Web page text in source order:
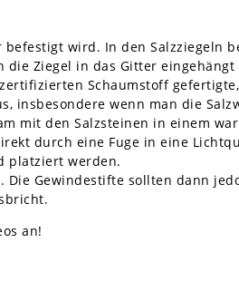
wird. In den Salzziegeln
Ziegel in das Gitter eingehängt
Schaumstoff gefertigte,
insbesondere wenn man die
mit den Salzsteinen in einem
durch eine Fuge in eine
platziert werden.
Gewindestifte sollten dann
an!